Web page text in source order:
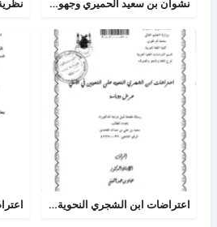
نشوان بن سعيد الحميري وجهوده اللغوية في شمس العلوم
اعتراضات ابن الشجري النحوية على النحويين في الامالي عرض ودراسة